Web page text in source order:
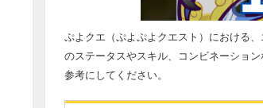
ぷよクエ（ぷよぷよクエスト）における
のステータスやスキル、コンビネーショ
参考にしてください。